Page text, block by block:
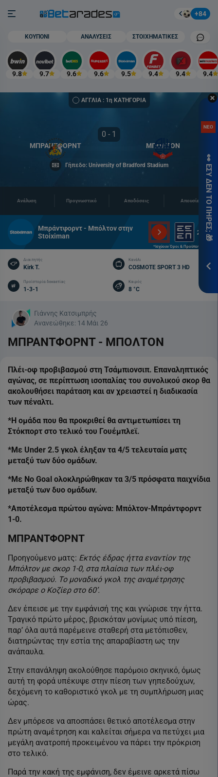
Burger buttonΣτοίχημα +84
Mobile
ΚΟΥΠΟΝΙ ΑΝΑΛΥΣΕΙΣ ΣΤΟΙΧΗΜΑΤΙΚΕΣ
9.8 9.7 9.6 9.6 9.5 9.4 9.4 9.4
ΑΓΓΛΙΑ : 1η ΚΑΤΗΓΟΡΙΑ
ΜΠΡΑΝΤΦΟΡΝΤ
0 - 1
ΜΠΟΛΤΟΝ
Γήπεδο: University of Bradford Stadium
Ανάλυση Προγνωστικό Αποδόσεις Απουσίες
Μπράντφορντ - Μπόλτον στην
Stoiximan
*Ισχύουν Όροι & Προϋποθέσεις
Διαιτητής
Kirk T.
Κανάλι
COSMOTE SPORT 3 HD
Προϊστορία δεκαετίας
1-3-1
Καιρός
8 °C
Γιάννης Κατσιμπρής
Ανανεώθηκε: 14 Μάι 26
ΜΠΡΑΝΤΦΟΡΝΤ - ΜΠΟΛΤΟΝ
Πλέι-οφ προβιβασμού στη Τσάμπιονσιπ. Επαναληπτικός
αγώνας, σε περίπτωση ισοπαλίας του συνολικού σκορ θα
ακολουθήσει παράταση και αν χρειαστεί η διαδικασία
των πέναλτι.
*Η ομάδα που θα προκριθεί θα αντιμετωπίσει τη
Στόκπορτ στο τελικό του Γουέμπλεϊ.
*Με Under 2.5 γκολ έληξαν τα 4/5 τελευταία ματς
μεταξύ των δύο ομάδων.
*Με No Goal ολοκληρώθηκαν τα 3/5 πρόσφατα παιχνίδια
μεταξύ των δυο ομάδων.
*Αποτέλεσμα πρώτου αγώνα: Μπόλτον-Μπράντφορντ
1-0.
ΜΠΡΑΝΤΦΟΡΝΤ
Προηγούμενο ματς: Εκτός έδρας ήττα εναντίον της
Μπόλτον με σκορ 1-0, στα πλαίσια των πλέι-οφ
προβιβασμού. Το μοναδικό γκολ της αναμέτρησης
σκόραρε ο Κοζίερ στο 60’.
Δεν έπεισε με την εμφάνισή της και γνώρισε την ήττα.
Τραγικό πρώτο μέρος, βρισκόταν μονίμως υπό πίεση,
παρ’ όλα αυτά παρέμεινε σταθερή στα μετόπισθεν,
διατηρώντας την εστία της απαραβίαστη ως την
ανάπαυλα.
Στην επανάληψη ακολούθησε παρόμοιο σκηνικό, όμως
αυτή τη φορά υπέκυψε στην πίεση των γηπεδούχων,
δεχόμενη το καθοριστικό γκολ με τη συμπλήρωση μιας
ώρας.
Δεν μπόρεσε να αποσπάσει θετικό αποτέλεσμα στην
πρώτη αναμέτρηση και καλείται σήμερα να πετύχει μια
μεγάλη ανατροπή προκειμένου να πάρει την πρόκριση
στο τελικό.
Παρά την κακή της εμφάνιση, δεν έμεινε αρκετά πίσω
&
ΝΕΟ
👀 ΕΣΥ ΔΕΝ ΤΟ ΠΗΡΕΣ; 🎁